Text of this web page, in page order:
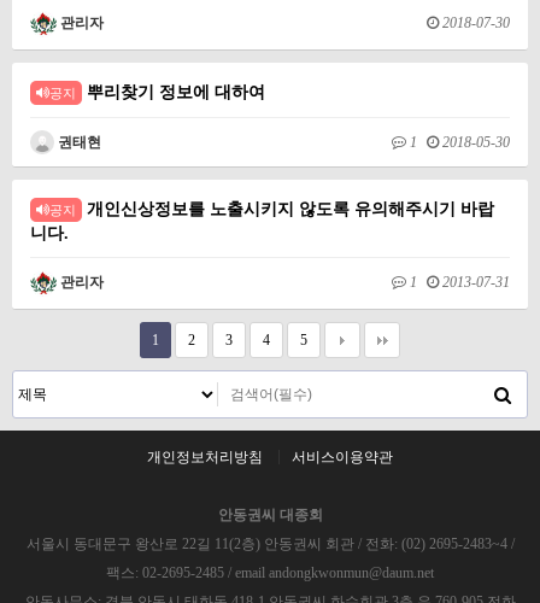
관리자 2018-07-30
공지 뿌리찾기 정보에 대하여
권태현 1 2018-05-30
공지
개인신상정보를 노출시키지 않도록 유의해주시기 바랍
니다.
관리자 1 2013-07-31
1 2 3 4 5
개인정보처리방침 서비스이용약관
안동권씨 대종회
서울시 동대문구 왕산로 22길 11(2층) 안동권씨 회관 / 전화: (02) 2695-2483~4 /
팩스: 02-2695-2485 / email andongkwonmun@daum.net